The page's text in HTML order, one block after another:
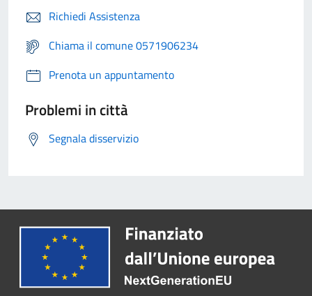
Richiedi Assistenza
Chiama il comune 0571906234
Prenota un appuntamento
Problemi in città
Segnala disservizio